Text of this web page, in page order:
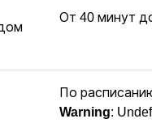
От 40 минут
По
Warning: